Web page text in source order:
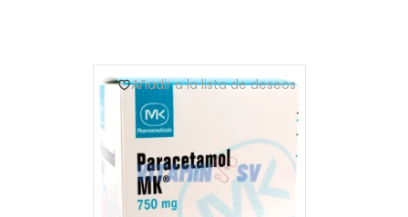
Añadir a la lista de deseos